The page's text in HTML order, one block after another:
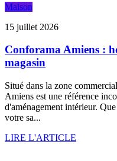
Maison
15 juillet 2026
Conforama Amiens :
magasin
Situé dans la zone
Amiens est une référence
d'aménagement intérieur.
votre sa...
LIRE L'ARTICLE